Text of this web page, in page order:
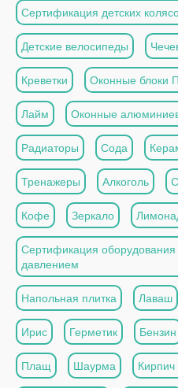
Сертификация детских
Детские велосипеды
Креветки Оконные блоки
Лайм Оконные
Радиаторы Сода
Тренажеры Алкоголь
Кофе Зеркало
Сертификация
давлением
Напольная плитка Лаваш
Ирис Герметик Бензин
Плащ Шаурма